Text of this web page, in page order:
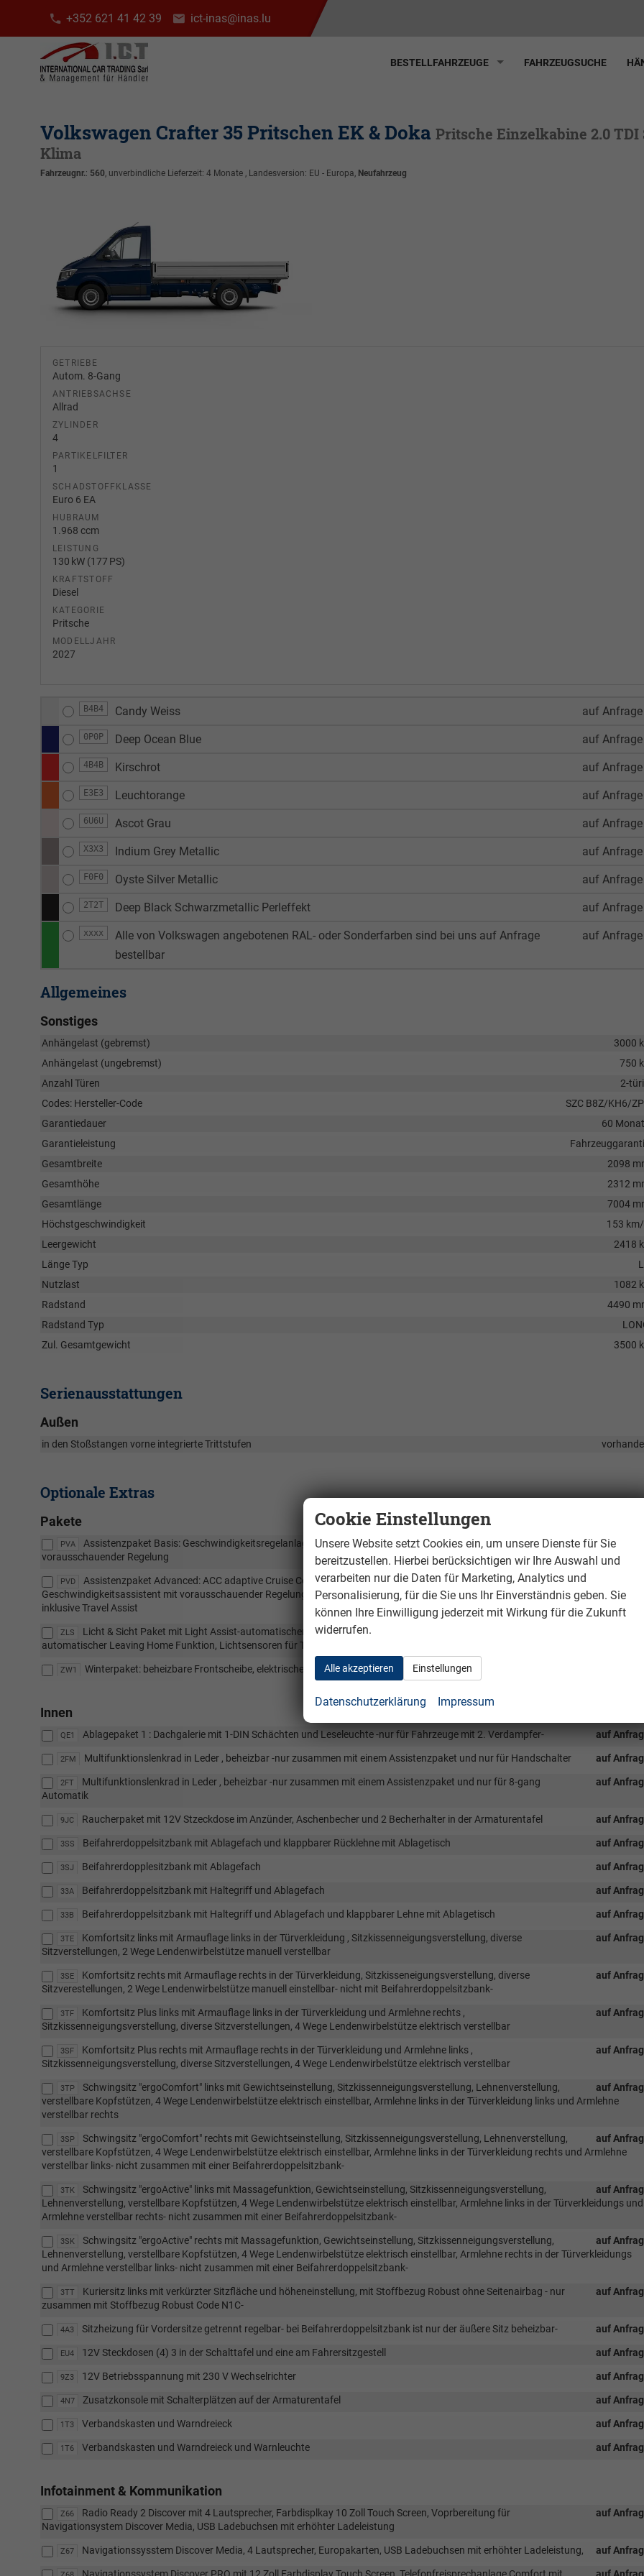
+352 621 41 42 39 ict-inas@inas.lu
BESTELLFAHRZEUGE FAHRZEUGSUCHE
Volkswagen Crafter 35 Pritschen EK & Doka Pritsche Einzelkabine 2.0 TDI
Klima
Fahrzeugnr.: 560 , unverbindliche Lieferzeit: 4 Monate , Landesversion: EU - Europa, Neufahrzeug
GETRIEBE
Autom. 8-Gang
ANTRIEBSACHSE
Allrad
ZYLINDER
4
PARTIKELFILTER
1
SCHADSTOFFKLASSE
Euro 6 EA
HUBRAUM
1.968 ccm
LEISTUNG
130 kW (177 PS)
KRAFTSTOFF
Diesel
KATEGORIE
Pritsche
MODELLJAHR
2027
B4B4 Candy Weiss auf Anfrage
0P0P Deep Ocean Blue auf Anfrage
4B4B Kirschrot auf Anfrage
E3E3 Leuchtorange auf Anfrage
6U6U Ascot Grau auf Anfrage
X3X3 Indium Grey Metallic auf Anfrage
F0F0 Oyste Silver Metallic auf Anfrage
2T2T Deep Black Schwarzmetallic Perleffekt auf Anfrage
xxxx
Alle von Volkswagen angebotenen RAL- oder Sonderfarben sind bei uns auf Anfrage
bestellbar
auf Anfrage
Allgemeines
Sonstiges
Anhängelast (gebremst)
3000
Anhängelast (ungebremst)
750
Anzahl Türen
2-
Codes: Hersteller-Code
SZC B8Z/KH6/
Garantiedauer
60
Garantieleistung
Gesamtbreite
2098
Gesamthöhe
2312
Gesamtlänge
7004
Höchstgeschwindigkeit
153
Leergewicht
2418
Länge Typ
Nutzlast
1082
Radstand
4490
Radstand Typ
Zul. Gesamtgewicht
3500
Serienausstattungen
Außen
in den Stoßstangen vorne integrierte Trittstufen
Optionale Extras
Pakete
PVA auf Anfrage
Assistenzpaket Basis: Geschwindigkeitsregelanlage mit intelligentem Geschwindigkeitsassistent mit
vorausschauender Regelung
PVD
Assistenzpaket Advanced: ACC adaptive Cruise Control mit automatischer Distanzhaltung und intelligentem
Geschwindigkeitsassistent mit vorausschauender Regelung, Spurhalte Assistent Lane Assist mit Emergency Assist und Stauassistent
inklusive Travel Assist
ZLS
Licht & Sicht Paket mit Light Assist-automatischer Fernlichtregulirung, manueller Coming Home und
automatischer Leaving Home Funktion, Lichtsensoren für Tagfahr und Tunnellicht, Regensensoren
ZW1 Winterpaket: beheizbare Frontscheibe, elektrische Luftheizung als Zusatzheizung, Scheinwerferreinigungsanlage-
Innen
QE1 auf
Ablagepaket 1 : Dachgalerie mit 1-DIN Schächten und Leseleuchte -nur für Fahrzeuge mit 2. Verdampfer-
2FM auf
Multifunktionslenkrad in Leder , beheizbar -nur zusammen mit einem Assistenzpaket und nur für Handschalter
2FT auf
Multifunktionslenkrad in Leder , beheizbar -nur zusammen mit einem Assistenzpaket und nur für 8-gang
Automatik
9JC auf
Raucherpaket mit 12V Stzeckdose im Anzünder, Aschenbecher und 2 Becherhalter in der Armaturentafel
3SS auf
Beifahrerdoppelsitzbank mit Ablagefach und klappbarer Rücklehne mit Ablagetisch
3SJ auf
Beifahrerdopplesitzbank mit Ablagefach
33A auf
Beifahrerdoppelsitzbank mit Haltegriff und Ablagefach
33B auf
Beifahrerdoppelsitzbank mit Haltegriff und Ablagefach und klappbarer Lehne mit Ablagetisch
3TE auf
Komfortsitz links mit Armauflage links in der Türverkleidung , Sitzkissenneigungsverstellung, diverse
Sitzverstellungen, 2 Wege Lendenwirbelstütze manuell verstellbar
3SE auf
Komfortsitz rechts mit Armauflage rechts in der Türverkleidung, Sitzkisseneigungsverstellung, diverse
Sitzverestellungen, 2 Wege Lendenwirbelstütze manuell einstellbar- nicht mit Beifahrerdoppelsitzbank-
3TF auf
Komfortsitz Plus links mit Armauflage links in der Türverkleidung und Armlehne rechts ,
Sitzkissenneigungsverstellung, diverse Sitzverstellungen, 4 Wege Lendenwirbelstütze elektrisch verstellbar
3SF auf
Komfortsitz Plus rechts mit Armauflage rechts in der Türverkleidung und Armlehne links ,
Sitzkissenneigungsverstellung, diverse Sitzverstellungen, 4 Wege Lendenwirbelstütze elektrisch verstellbar
3TP auf
Schwingsitz "ergoComfort" links mit Gewichtseinstellung, Sitzkissenneigungsverstellung, Lehnenverstellung,
verstellbare Kopfstützen, 4 Wege Lendenwirbelstütze elektrisch einstellbar, Armlehne links in der Türverkleidung links und Armlehne
verstellbar rechts
3SP auf
Schwingsitz "ergoComfort" rechts mit Gewichtseinstellung, Sitzkissenneigungsverstellung, Lehnenverstellung,
verstellbare Kopfstützen, 4 Wege Lendenwirbelstütze elektrisch einstellbar, Armlehne links in der Türverkleidung rechts und Armlehne
verstellbar links- nicht zusammen mit einer Beifahrerdoppelsitzbank-
3TK auf
Schwingsitz "ergoActive" links mit Massagefunktion, Gewichtseinstellung, Sitzkissenneigungsverstellung,
Lehnenverstellung, verstellbare Kopfstützen, 4 Wege Lendenwirbelstütze elektrisch einstellbar, Armlehne links in der Türverkleidungs und
Armlehne verstellbar rechts- nicht zusammen mit einer Beifahrerdoppelsitzbank-
3SK auf
Schwingsitz "ergoActive" rechts mit Massagefunktion, Gewichtseinstellung, Sitzkissenneigungsverstellung,
Lehnenverstellung, verstellbare Kopfstützen, 4 Wege Lendenwirbelstütze elektrisch einstellbar, Armlehne rechts in der Türverkleidungs
und Armlehne verstellbar links- nicht zusammen mit einer Beifahrerdoppelsitzbank-
3TT auf
Kuriersitz links mit verkürzter Sitzfläche und höheneinstellung, mit Stoffbezug Robust ohne Seitenairbag - nur
zusammen mit Stoffbezug Robust Code N1C-
4A3 auf
Sitzheizung für Vordersitze getrennt regelbar- bei Beifahrerdoppelsitzbank ist nur der äußere Sitz beheizbar-
EU4 auf
12V Steckdosen (4) 3 in der Schalttafel und eine am Fahrersitzgestell
9Z3 auf
12V Betriebsspannung mit 230 V Wechselrichter
4N7 auf
Zusatzkonsole mit Schalterplätzen auf der Armaturentafel
1T3 auf
Verbandskasten und Warndreieck
1T6 auf
Verbandskasten und Warndreieck und Warnleuchte
Infotainment & Kommunikation
Z66 auf
Radio Ready 2 Discover mit 4 Lautsprecher, Farbdisplkay 10 Zoll Touch Screen, Voprbereitung für
Navigationsystem Discover Media, USB Ladebuchsen mit erhöhter Ladeleistung
Z67 auf
Navigationssysstem Discover Media, 4 Lautsprecher, Europakarten, USB Ladebuchsen mit erhöhter Ladeleistung,
Cookie Einstellungen
Unsere Website setzt Cookies ein, um unsere Dienste für Sie
bereitzustellen. Hierbei berücksichtigen wir Ihre Auswahl und
verarbeiten nur die Daten für Marketing, Analytics und
Personalisierung, für die Sie uns Ihr Einverständnis geben. Sie
können Ihre Einwilligung jederzeit mit Wirkung für die Zukunft
widerrufen.
Alle akzeptieren Einstellungen
Datenschutzerklärung Impressum